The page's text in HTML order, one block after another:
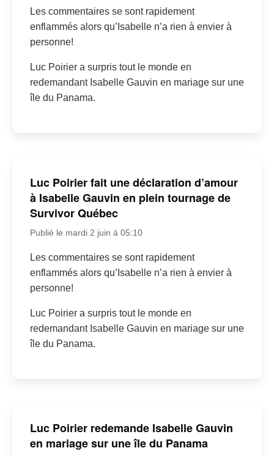
Les commentaires se sont rapidement
enflammés alors qu’Isabelle n’a rien à envier à
personne!
Luc Poirier a surpris tout le monde en
redemandant Isabelle Gauvin en mariage sur une
île du Panama.
Luc Poirier fait une déclaration d’amour
à Isabelle Gauvin en plein tournage de
Survivor Québec
Publié le mardi 2 juin à 05:10
Les commentaires se sont rapidement
enflammés alors qu’Isabelle n’a rien à envier à
personne!
Luc Poirier a surpris tout le monde en
redemandant Isabelle Gauvin en mariage sur une
île du Panama.
Luc Poirier redemande Isabelle Gauvin
en mariage sur une île du Panama